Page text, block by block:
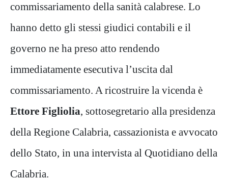
commissariamento della sanità calabrese. Lo
hanno detto gli stessi giudici contabili e il
governo ne ha preso atto rendendo
immediatamente esecutiva l’uscita dal
commissariamento. A ricostruire la vicenda è
Ettore Figliolia, sottosegretario alla presidenza
della Regione Calabria, cassazionista e avvocato
dello Stato, in una intervista al Quotidiano della
Calabria.